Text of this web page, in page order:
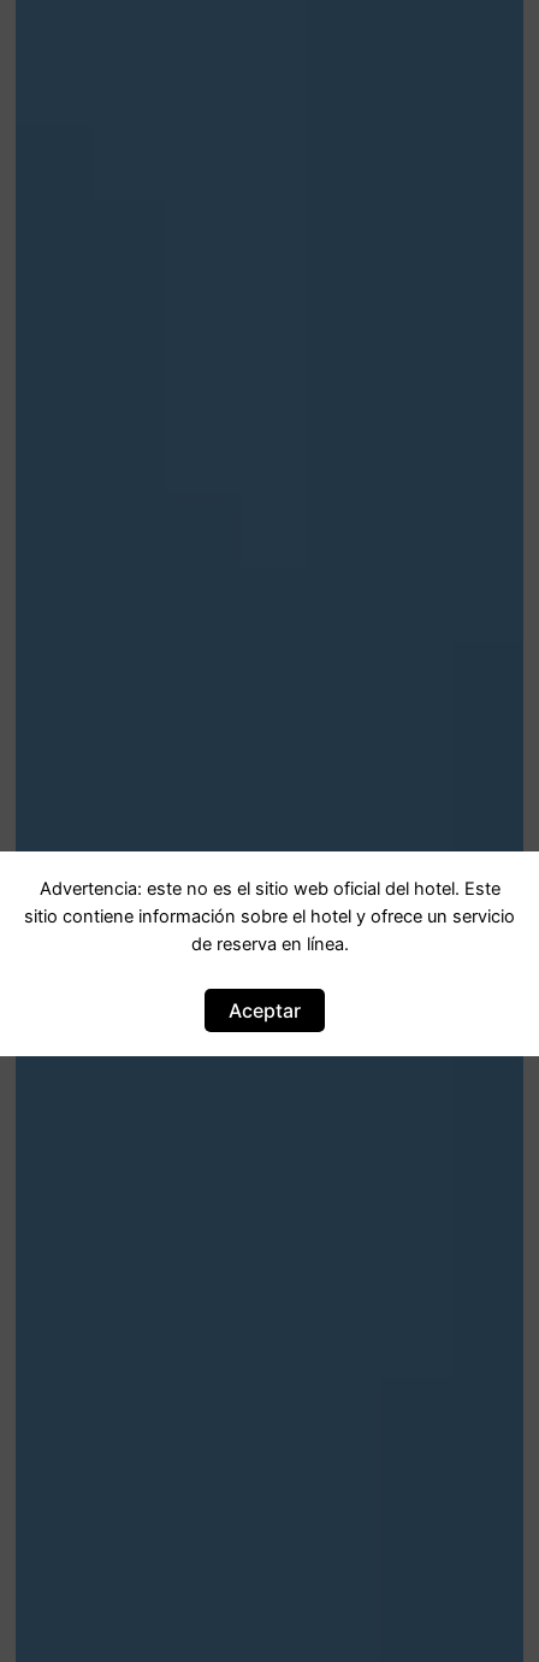
Advertencia: este no es el sitio web oficial del hotel. Este
sitio contiene información sobre el hotel y ofrece un servicio
de reserva en línea.
Aceptar